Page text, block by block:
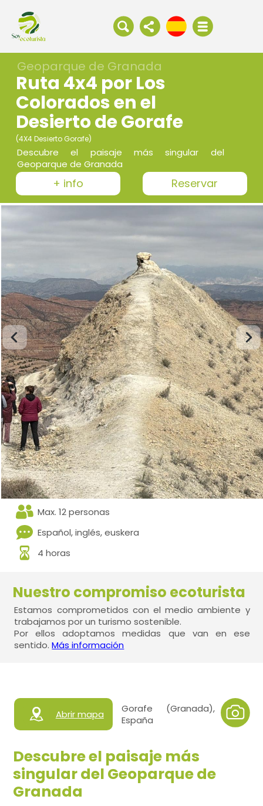
Geoparque de Granada
Ruta 4x4 por Los
Colorados en el
Desierto de Gorafe
(4X4 Desierto Gorafe)
Descubre el paisaje más singular del
Geoparque de Granada
+ info Reservar
Max. 12 personas
Español, inglés, euskera
4 horas
Nuestro compromiso ecoturista
Estamos comprometidos con el medio ambiente y
trabajamos por un turismo sostenible.
Por ellos adoptamos medidas que van en ese
sentido.Más información
Abrir mapa
Gorafe (Granada),
España
Descubre el paisaje más
singular del Geoparque de
Granada